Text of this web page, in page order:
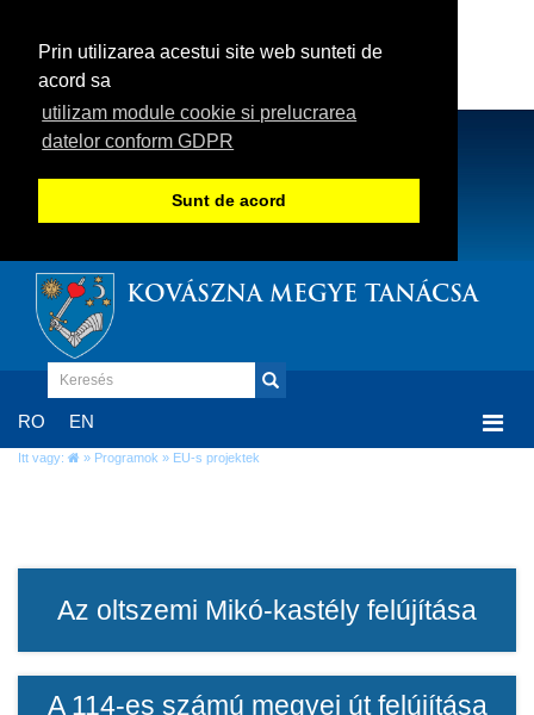
Prin utilizarea acestui site web sunteti de
acord sa
utilizam module cookie si prelucrarea
datelor conform GDPR
Sunt de acord
KOVÁSZNA MEGYE TANÁCSA
RO EN
Itt vagy: » Programok » EU-s projektek
Az oltszemi Mikó-kastély felújítása
A 114-es számú megyei út felújítása